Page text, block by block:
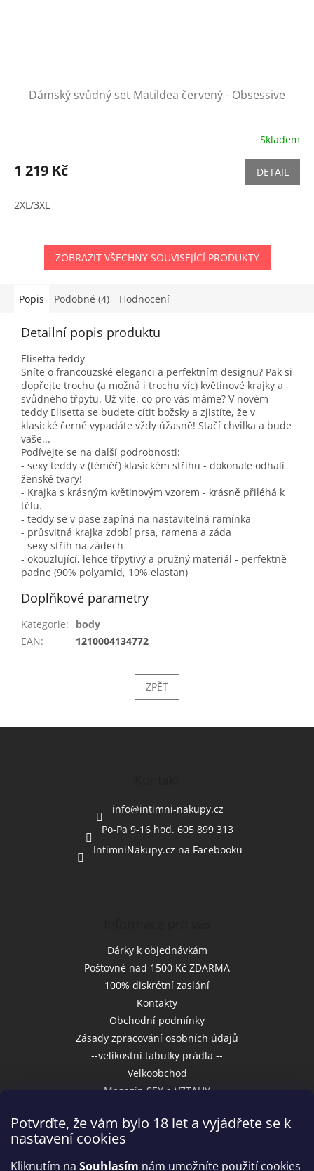
Potvrďte, že vám bylo 18 let a vyjádřete se k
nastavení cookies
Kliknutím na Souhlasím nám umožníte použití cookies
Dámský svůdný set Matildea červený - Obsessive
Skladem
1 219 Kč DETAIL
2XL/3XL
ZOBRAZIT VŠECHNY SOUVISEJÍCÍ PRODUKTY
Popis Podobné (4) Hodnocení
Detailní popis produktu
Elisetta teddy
Sníte o francouzské eleganci a perfektním designu? Pak si
dopřejte trochu (a možná i trochu víc) květinové krajky a
svůdného třpytu. Už víte, co pro vás máme? V novém
teddy Elisetta se budete cítit božsky a zjistíte, že v
klasické černé vypadáte vždy úžasně! Stačí chvilka a bude
vaše...
Podívejte se na další podrobnosti:
- sexy teddy v (téměř) klasickém střihu - dokonale odhalí
ženské tvary!
- Krajka s krásným květinovým vzorem - krásně přiléhá k
tělu.
- teddy se v pase zapíná na nastavitelná ramínka
- průsvitná krajka zdobí prsa, ramena a záda
- sexy střih na zádech
- okouzlující, lehce třpytivý a pružný materiál - perfektně
padne (90% polyamid, 10% elastan)
Doplňkové parametry
Kategorie:
body
EAN: 1210004134772
ZPĚT
info@intimni-nakupy.cz
Po-Pa 9-16 hod. 605 899 313
IntimniNakupy.cz na Facebooku
Dárky k objednávkám
Poštovné nad 1500 Kč ZDARMA
100% diskrétní zaslání
Kontakty
Obchodní podmínky
Zásady zpracování osobních údajů
--velikostní tabulky prádla --
Velkoobchod
Magazín SEX a VZTAHY
Přijímáme online platby